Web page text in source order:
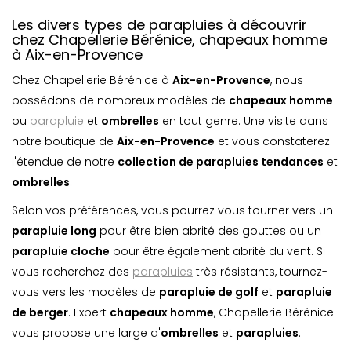
Les divers types de parapluies à découvrir
chez Chapellerie Bérénice, chapeaux homme
à Aix-en-Provence
Chez Chapellerie Bérénice à Aix-en-Provence, nous
possédons de nombreux modèles de chapeaux homme
ou parapluie et ombrelles en tout genre. Une visite dans
notre boutique de Aix-en-Provence et vous constaterez
l'étendue de notre collection de parapluies tendances et
ombrelles.
Selon vos préférences, vous pourrez vous tourner vers un
parapluie long pour être bien abrité des gouttes ou un
parapluie cloche pour être également abrité du vent. Si
vous recherchez des parapluies très résistants, tournez-
vous vers les modèles de parapluie de golf et parapluie
de berger. Expert chapeaux homme, Chapellerie Bérénice
vous propose une large d'ombrelles et parapluies.